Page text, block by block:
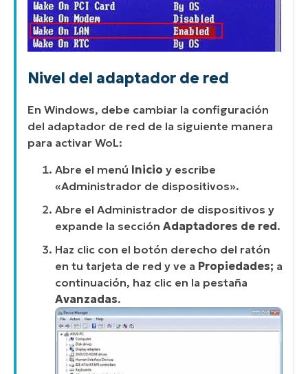
Nivel del adaptador de red
En Windows, debe cambiar la configuración
del adaptador de red de la siguiente manera
para activar WoL:
Abre el menú Inicio y escribe
«Administrador de dispositivos».
Abre el Administrador de dispositivos y
expande la sección Adaptadores de red.
Haz clic con el botón derecho del ratón
en tu tarjeta de red y ve a Propiedades; a
continuación, haz clic en la pestaña
Avanzadas.